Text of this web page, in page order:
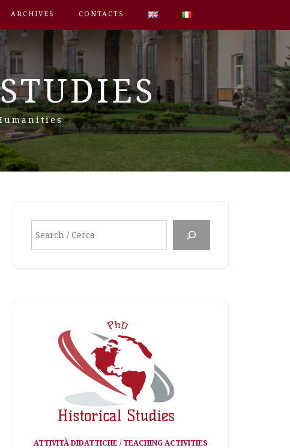
ARCHIVES CONTACTS
ATTIVITÀ DIDATTICHE / TEACHING ACTIVITIES